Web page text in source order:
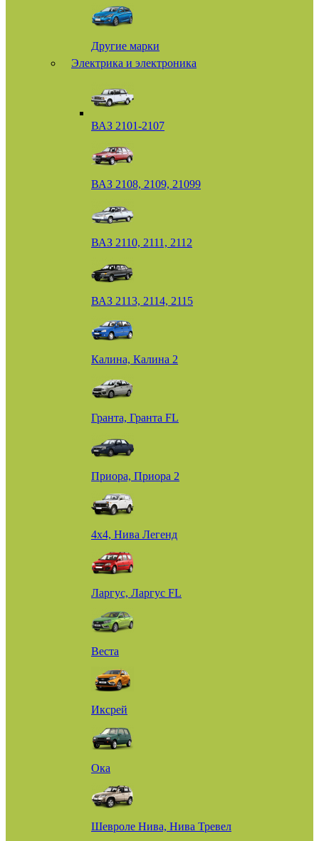
Другие марки
Электрика и электроника
ВАЗ 2101-2107
ВАЗ 2108, 2109, 21099
ВАЗ 2110, 2111, 2112
ВАЗ 2113, 2114, 2115
Калина, Калина 2
Гранта, Гранта FL
Приора, Приора 2
4х4, Нива Легенд
Ларгус, Ларгус FL
Веста
Иксрей
Ока
Шевроле Нива, Нива Тревел